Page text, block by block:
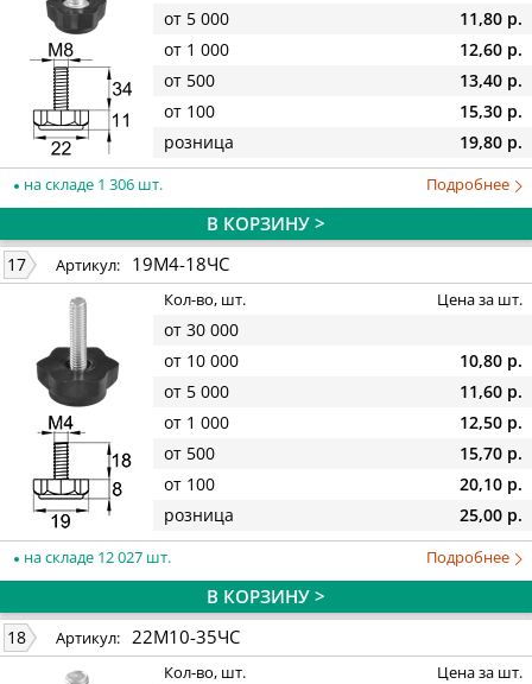
от 5 000
11,80 р.
от 1 000
12,60 р.
от 500
13,40 р.
от 100
15,30 р.
розница
19,80 р.
на складе 1 306 шт. Подробнее
В КОРЗИНУ >
17 Артикул: 19М4-18ЧС
Кол-во, шт. Цена за шт.
от 30 000
от 10 000
10,80 р.
от 5 000
11,60 р.
от 1 000
12,50 р.
от 500
15,70 р.
от 100
20,10 р.
розница
25,00 р.
на складе 12 027 шт. Подробнее
В КОРЗИНУ >
18 Артикул: 22М10-35ЧС
Кол-во, шт. Цена за шт.